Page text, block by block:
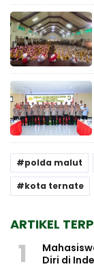
polda malut
kota ternate
ARTIKEL
1
Diri di